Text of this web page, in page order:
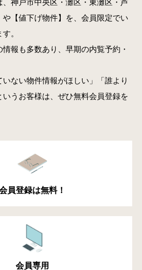
、神戸市中央区・灘区・東灘区・芦
や【値下げ物件】を、会員限定でい
。
報も多数あり、早期の内覧予約・
いない物件情報がほしい」「誰より
いうお客様は、ぜひ無料会員登録を
員登録は無料！
会員専用